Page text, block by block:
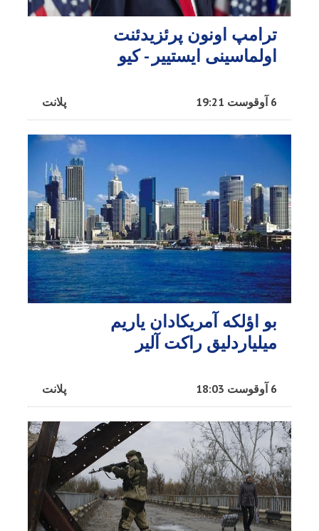
ترامپ اونون پرئزیدئنت
اولماسینی ایستییر - کیو
پلانت 6 آوقوست 19:21
بو اؤلکه آمریکادان یاریم
میلیاردلیق راکت آلیر
پلانت 6 آوقوست 18:03